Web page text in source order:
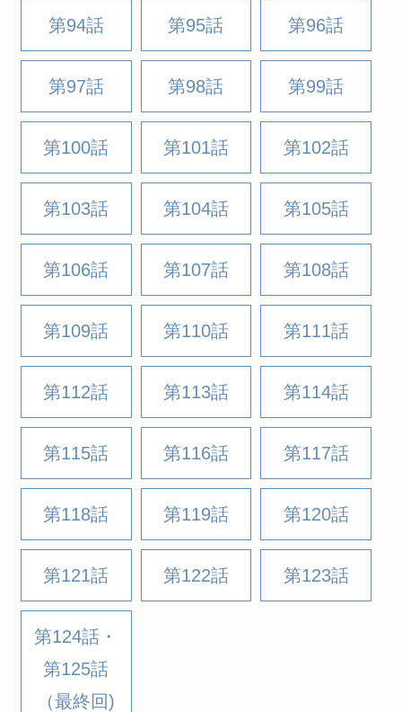
第94話 第95話 第96話
第97話 第98話 第99話
第100話 第101話 第102話
第103話 第104話 第105話
第106話 第107話 第108話
第109話 第110話 第111話
第112話 第113話 第114話
第115話 第116話 第117話
第118話 第119話 第120話
第121話 第122話 第123話
第124話・
第125話
（最終回)